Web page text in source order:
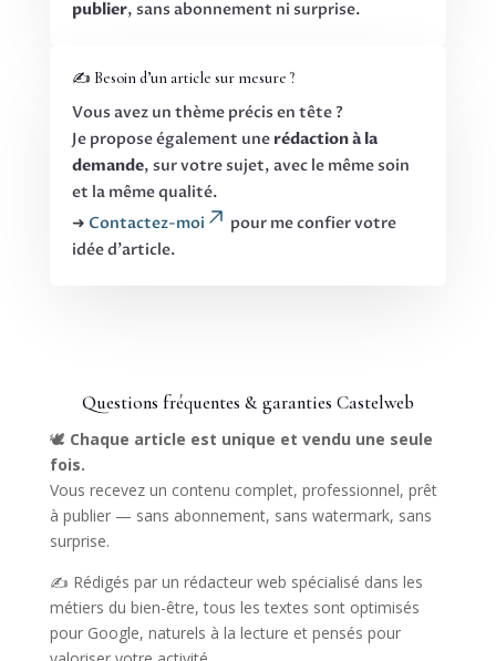
publier, sans abonnement ni surprise.
✍️ Besoin d’un article sur mesure ?
Vous avez un thème précis en tête ?
Je propose également une rédaction à la
demande, sur votre sujet, avec le même soin
et la même qualité.
➜ Contactez-moi
pour me confier votre
idée d’article.
Questions fréquentes & garanties Castelweb
🕊️ Chaque article est unique et vendu une seule
fois.
Vous recevez un contenu complet, professionnel, prêt
à publier — sans abonnement, sans watermark, sans
surprise.
✍️ Rédigés par un rédacteur web spécialisé dans les
métiers du bien-être, tous les textes sont optimisés
pour Google, naturels à la lecture et pensés pour